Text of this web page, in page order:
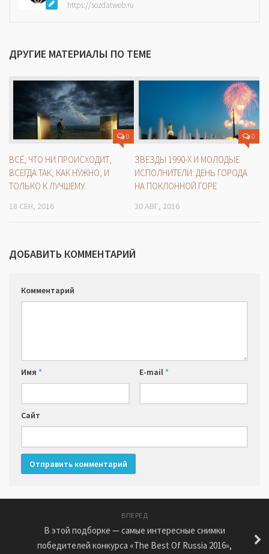
https://sozdatweb.ru
ДРУГИЕ МАТЕРИАЛЫ ПО ТЕМЕ
0
ВСЁ, ЧТО НИ ПРОИСХОДИТ,
ВСЕГДА ТАК, КАК НУЖНО, И
ТОЛЬКО К ЛУЧШЕМУ.
18 СЕН, 2016
0
ЗВЕЗДЫ 1990-Х И МОЛОДЫЕ
ИСПОЛНИТЕЛИ: ДЕНЬ ГОРОДА
НА ПОКЛОННОЙ ГОРЕ
30 АВГ, 2016
ДОБАВИТЬ КОММЕНТАРИЙ
Комментарий
Имя * E-mail*
Сайт
ВПЕРЕД
В этой подборке — самые интересные снимки
победителей конкурса «The Best Of Russia 2016»,